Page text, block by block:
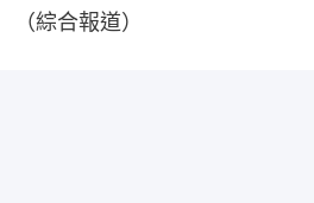
（綜合報道）